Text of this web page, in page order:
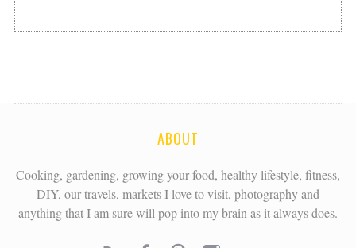
ABOUT
Cooking, gardening, growing your food, healthy lifestyle, fitness,
DIY, our travels, markets I love to visit, photography and
anything that I am sure will pop into my brain as it always does.